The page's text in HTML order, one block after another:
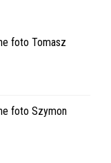
foto Tomasz
foto Szymon